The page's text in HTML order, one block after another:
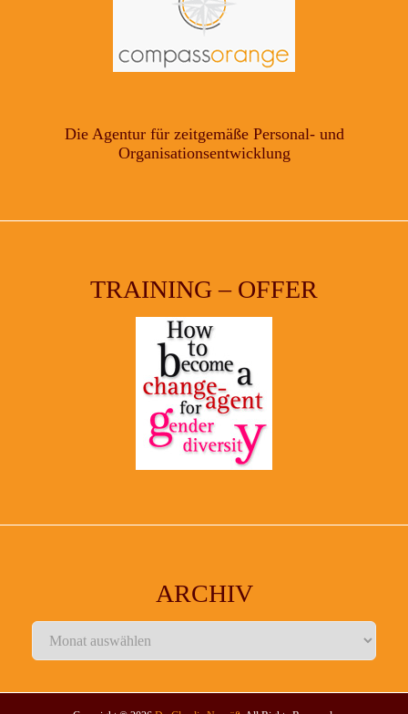
Die Agentur für zeitgemäße Personal- und
Organisationsentwicklung
TRAINING – OFFER
ARCHIV
Archiv